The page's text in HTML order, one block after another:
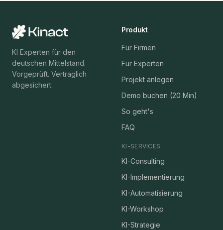
KI Experten für den
deutschen Mittelstand.
Vorgeprüft. Vertraglich
abgesichert.
Produkt
Für Firmen
Für Experten
Projekt anlegen
Demo buchen (20 Min)
So geht's
FAQ
KI-SERVICES
KI-Consulting
KI-Implementierung
KI-Automatisierung
KI-Workshop
KI-Strategie